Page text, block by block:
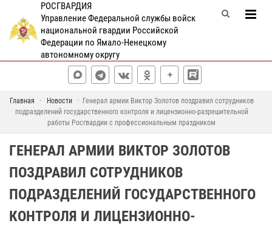
РОСГВАРДИЯ
Управление Федеральной службы войск
национальной гвардии Российской
Федерации по Ямало-Ненецкому
автономному округу
Главная Новости
Генерал армии Виктор Золотов поздравил сотрудников
подразделений государственного контроля и лицензионно-разрешительной
работы Росгвардии с профессиональным праздником
ГЕНЕРАЛ АРМИИ ВИКТОР ЗОЛОТОВ
ПОЗДРАВИЛ СОТРУДНИКОВ
ПОДРАЗДЕЛЕНИЙ ГОСУДАРСТВЕННОГО
КОНТРОЛЯ И ЛИЦЕНЗИОННО-